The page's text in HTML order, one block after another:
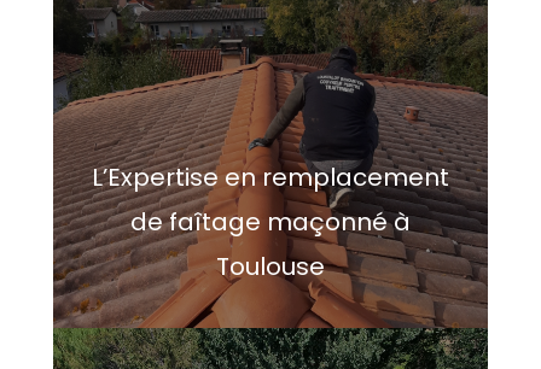
L’Expertise en remplacement
de faîtage maçonné à
Toulouse